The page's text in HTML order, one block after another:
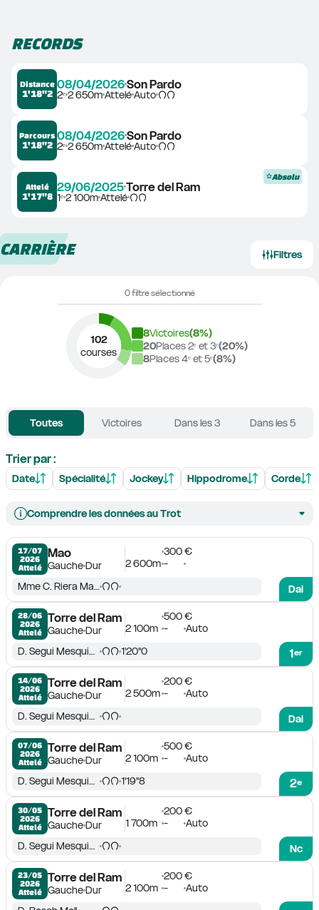
RECORDS
Distance
1'18"2
08/04/2026Son Pardo
2ᵉ2 650mAtteléAuto
Parcours
1'18"2
08/04/2026Son Pardo
2ᵉ2 650mAtteléAuto
Attelé
1'17"8
29/06/2025Torre del Ram
1ᵉ2 100mAttelé
Absolu
CARRIÈRE Filtres
0 filtre sélectionné
102
courses
8Victoires(8%)
20Places 2ᵉ et 3ᵉ(20%)
8Places 4ᵉ et 5ᵉ(8%)
Toutes Victoires Dans les 3 Dans les 5
Trier par :
Date Spécialité Jockey Hippodrome Corde
Comprendre les données au Trot
17/07
2026
Attelé
Mao
GaucheDur
300 €
2 600m -
Dai
Mme C. Riera Massanet
28/06
2026
Attelé
Torre del Ram
GaucheDur
500 €
2 100m - Auto
1er
D. Segui Mesquida 1'20''0
14/06
2026
Attelé
Torre del Ram
GaucheDur
200 €
2 500m -
Auto
Dai
D. Segui Mesquida
07/06
2026
Attelé
Torre del Ram
GaucheDur
500 €
2 100m - Auto
2e
D. Segui Mesquida 1'19''8
30/05
2026
Attelé
Torre del Ram
GaucheDur
200 €
1 700m -
Auto
Nc
D. Segui Mesquida
23/05
2026
Attelé
Torre del Ram
GaucheDur
200 €
2 100m -
Auto